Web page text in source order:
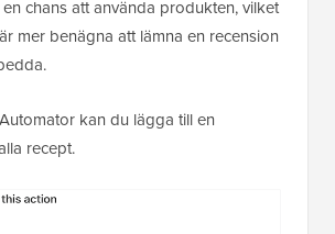
chans att använda produkten, vilket
mer benägna att lämna en recension
kan du lägga till en
recept.